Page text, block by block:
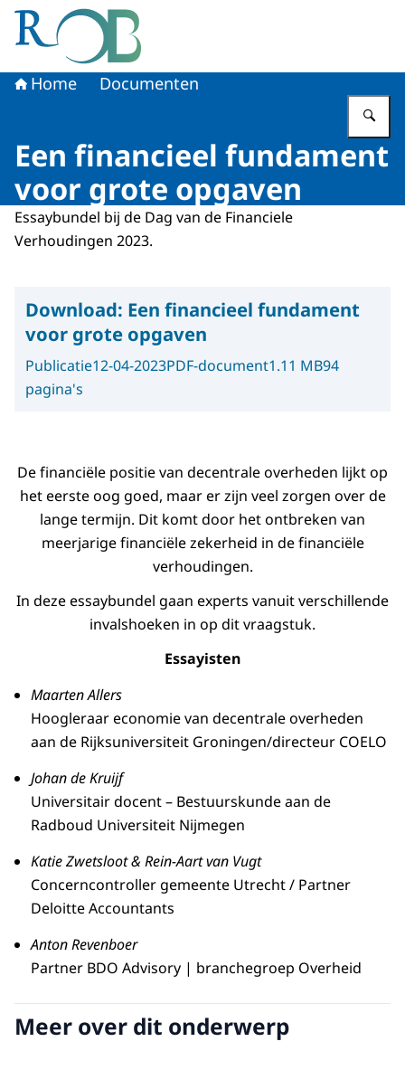
Naar de homepage van Raad voor het Openbaar Bestuur
Home Documenten
Een financieel fundament
voor grote opgaven
Essaybundel bij de Dag van de Financiele
Verhoudingen 2023.
Download: Een financieel fundament
voor grote opgaven
Publicatie12-04-2023PDF-document1.11 MB94
pagina's
De financiële positie van decentrale overheden lijkt op
het eerste oog goed, maar er zijn veel zorgen over de
lange termijn. Dit komt door het ontbreken van
meerjarige financiële zekerheid in de financiële
verhoudingen.
In deze essaybundel gaan experts vanuit verschillende
invalshoeken in op dit vraagstuk.
Essayisten
Maarten Allers
Hoogleraar economie van decentrale overheden
aan de Rijksuniversiteit Groningen/directeur COELO
Johan de Kruijf
Universitair docent – Bestuurskunde aan de
Radboud Universiteit Nijmegen
Katie Zwetsloot & Rein-Aart van Vugt
Concerncontroller gemeente Utrecht / Partner
Deloitte Accountants
Anton Revenboer
Partner BDO Advisory | branchegroep Overheid
Meer over dit onderwerp